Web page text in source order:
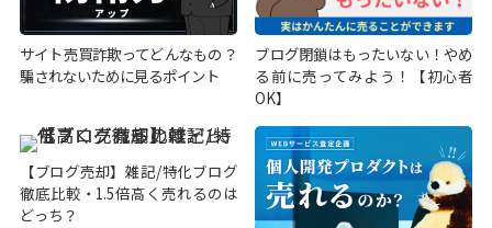
サイト売買詐欺ってどんなもの？
騙されないために見るポイント
ブログ閉鎖はもったいない！やめ
る前に売ってみよう！【初心者
OK】
【ブログ売却】雑記/特化ブログ
徹底比較・1.5倍高く売れるのは
どっち？